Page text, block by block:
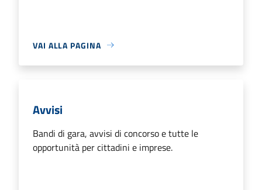
VAI ALLA PAGINA
Avvisi
Bandi di gara, avvisi di concorso e tutte le
opportunità per cittadini e imprese.